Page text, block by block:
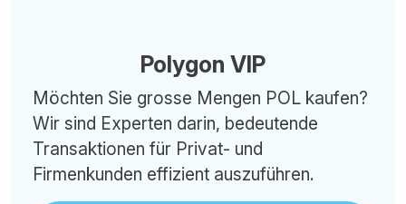
Polygon VIP
Möchten Sie grosse Mengen POL kaufen?
Wir sind Experten darin, bedeutende
Transaktionen für Privat- und
Firmenkunden effizient auszuführen.